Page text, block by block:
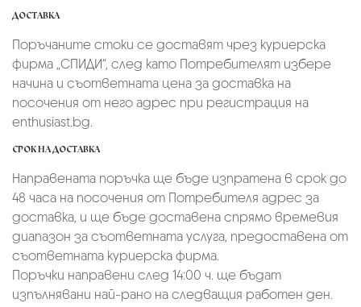
ДОСТАВКА
Поръчаните стоки се доставят чрез куриерскa
фирмa „СПИДИ“, след като Потребителят избере
начина и съответната цена за доставка на
посочения от него адрес при регистрация на
enthusiast.bg.
СРОК НА ДОСТАВКА
Направената поръчка ще бъде изпратена в срок до
48 часа на посочения от Потребителя адрес за
доставка, и ще бъде доставена спрямо времевия
диапазон за съответната услуга, предоставена от
съответната куриерска фирма.
Поръчки направени след 14:00 ч. ще бъдат
изпълнявани най-рано на следващия работен ден.